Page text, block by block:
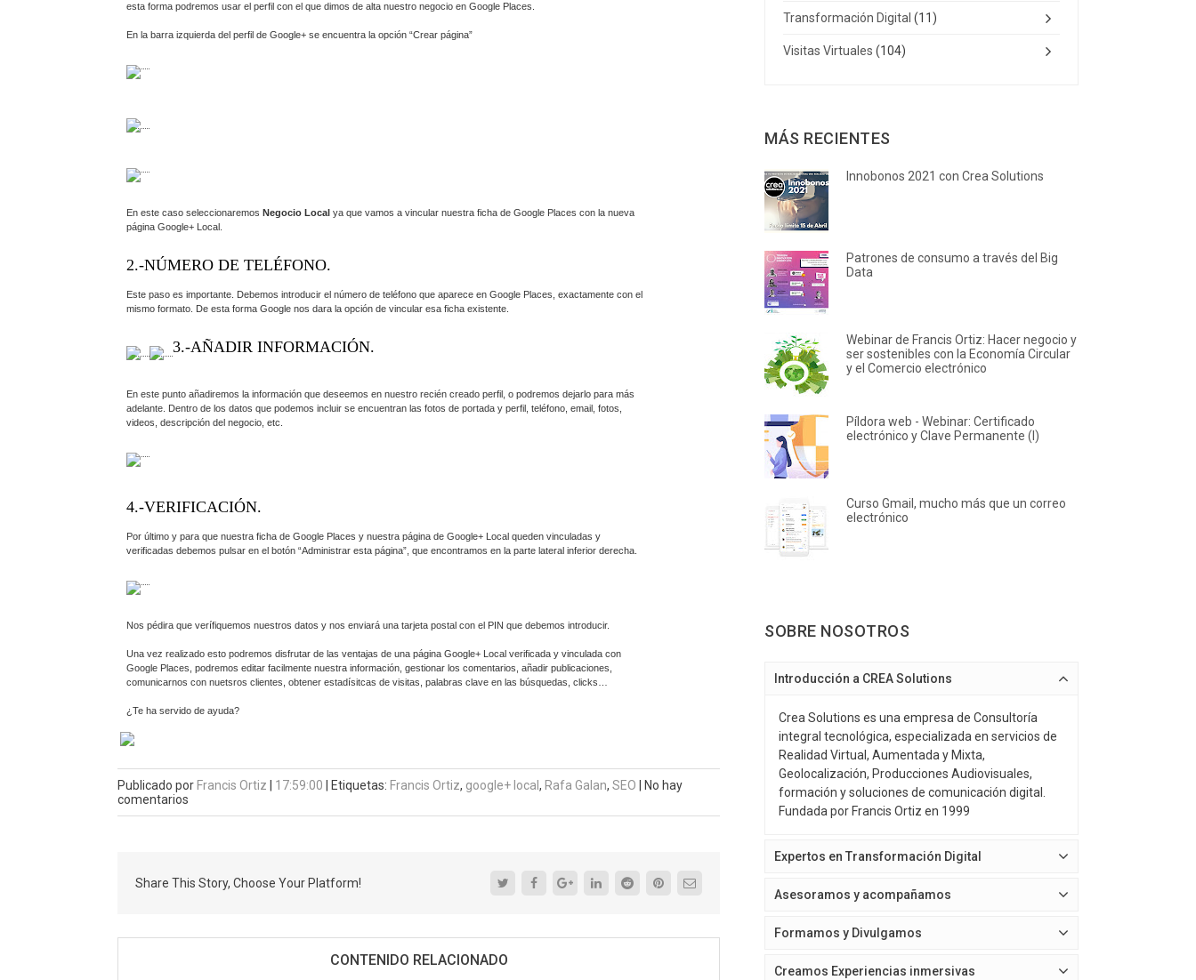
esta forma podremos usar el perfil con el que dimos de alta nuestro negocio en Google Places.
En la barra izquierda del perfil de Google+ se encuentra la opción “Crear página”
En este caso seleccionaremos Negocio Local ya que vamos a vincular nuestra ficha de Google Places con la nueva
página Google+ Local.
2.-NÚMERO DE TELÉFONO.
Este paso es importante. Debemos introducir el número de teléfono que aparece en Google Places, exactamente con el
mismo formato. De esta forma Google nos dara la opción de vincular esa ficha existente.
3.-AÑADIR INFORMACIÓN.
En este punto añadiremos la información que deseemos en nuestro recién creado perfil, o podremos dejarlo para más
adelante. Dentro de los datos que podemos incluir se encuentran las fotos de portada y perfil, teléfono, email, fotos,
videos, descripción del negocio, etc.
4.-VERIFICACIÓN.
Por último y para que nuestra ficha de Google Places y nuestra página de Google+ Local queden vinculadas y
verificadas debemos pulsar en el botón “Administrar esta página”, que encontramos en la parte lateral inferior derecha.
Nos pédira que verífiquemos nuestros datos y nos enviará una tarjeta postal con el PIN que debemos introducir.
Una vez realizado esto podremos disfrutar de las ventajas de una página Google+ Local verificada y vinculada con
Google Places, podremos editar facilmente nuestra información, gestionar los comentarios, añadir publicaciones,
comunicarnos con nuetsros clientes, obtener estadísitcas de visitas, palabras clave en las búsquedas, clicks…
¿Te ha servido de ayuda?
Publicado por Francis Ortiz 17:59:00 Etiquetas: Francis Ortiz, google+ local , Rafa Galan, SEO
No hay
comentarios
Share This Story, Choose Your Platform!
CONTENIDO RELACIONADO
Transformación Digital (11)
Visitas Virtuales (104)
MÁS RECIENTES
Innobonos 2021 con Crea Solutions
Patrones de consumo a través del Big
Data
Webinar de Francis Ortiz: Hacer negocio y
ser sostenibles con la Economía Circular
y el Comercio electrónico
Píldora web - Webinar: Certificado
electrónico y Clave Permanente (I)
Curso Gmail, mucho más que un correo
electrónico
SOBRE NOSOTROS
Introducción a CREA Solutions
Crea Solutions es una empresa de Consultoría
integral tecnológica, especializada en servicios de
Realidad Virtual, Aumentada y Mixta,
Geolocalización, Producciones Audiovisuales,
formación y soluciones de comunicación digital.
Fundada por Francis Ortiz en 1999
Expertos en Transformación Digital
Asesoramos y acompañamos
Formamos y Divulgamos
Creamos Experiencias inmersivas